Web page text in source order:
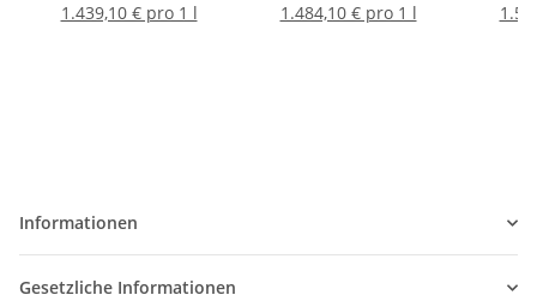
1.439,10 € pro 1 l
1.484,10 € pro 1 l
Informationen
Gesetzliche Informationen